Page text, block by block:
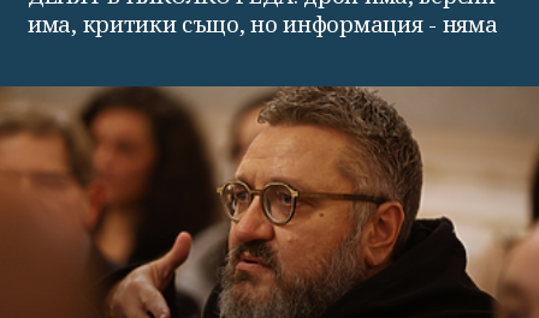
има, критики също, но информация - няма